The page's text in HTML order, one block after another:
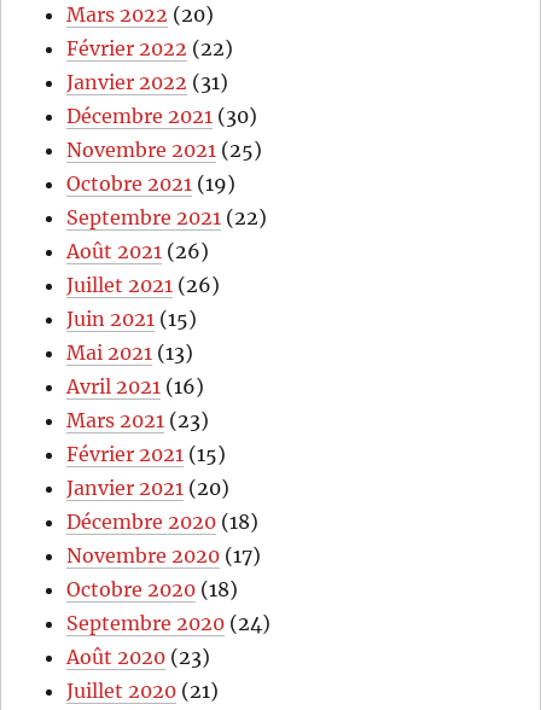
Mars 2022 (20)
Février 2022 (22)
Janvier 2022 (31)
Décembre 2021 (30)
Novembre 2021 (25)
Octobre 2021 (19)
Septembre 2021 (22)
Août 2021 (26)
Juillet 2021 (26)
Juin 2021 (15)
Mai 2021 (13)
Avril 2021 (16)
Mars 2021 (23)
Février 2021 (15)
Janvier 2021 (20)
Décembre 2020 (18)
Novembre 2020 (17)
Octobre 2020 (18)
Septembre 2020 (24)
Août 2020 (23)
Juillet 2020 (21)